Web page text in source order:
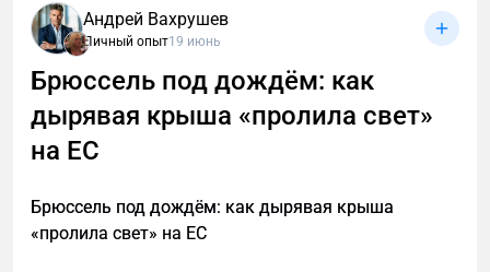
Андрей Вахрушев
Личный опыт19 июнь
Брюссель под дождём: как
дырявая крыша «пролила свет»
на ЕС
Брюссель под дождём: как дырявая крыша
«пролила свет» на ЕС